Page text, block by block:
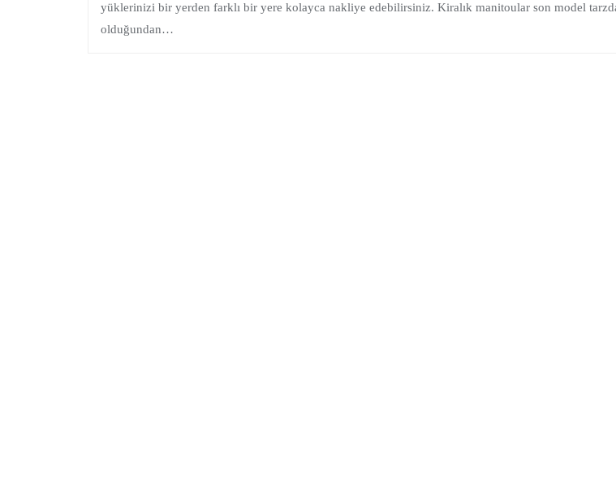
yüklerinizi bir yerden farklı bir yere kolayca nakliye edebilirsiniz. Kiralık manitoular son model
olduğundan…